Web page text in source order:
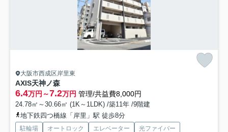
大阪市西成区岸里東
AXIS天神ノ森
6.4万円～7.2万円 管理/共益費8,000円
24.78㎡～30.66㎡ (1K～1LDK) /築11年 /9階建
地下鉄四つ橋線「岸里」駅 徒歩8分
駐輪場 オートロック エレベーター
光ファイバー